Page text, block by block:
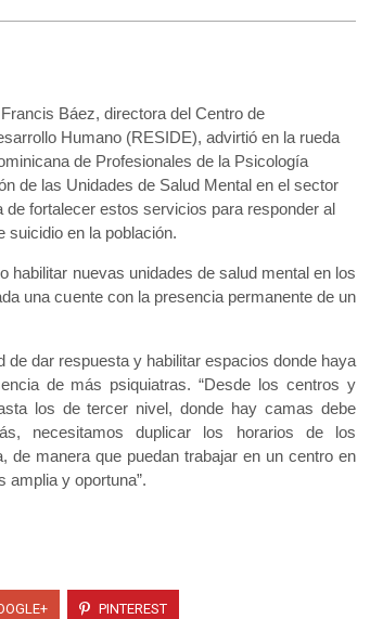
Báez, directora del Centro de
Humano (RESIDE), advirtió en la rueda
de Profesionales de la Psicología
de las Unidades de Salud Mental en el sector
de fortalecer estos servicios para responder al
suicidio en la población.
habilitar nuevas unidades de salud mental en los
una cuente con la presencia permanente de un
de dar respuesta y habilitar espacios donde haya
de más psiquiatras. “Desde los centros y
los de tercer nivel, donde hay camas debe
necesitamos duplicar los horarios de los
de manera que puedan trabajar en un centro en
amplia y oportuna”.
PINTEREST